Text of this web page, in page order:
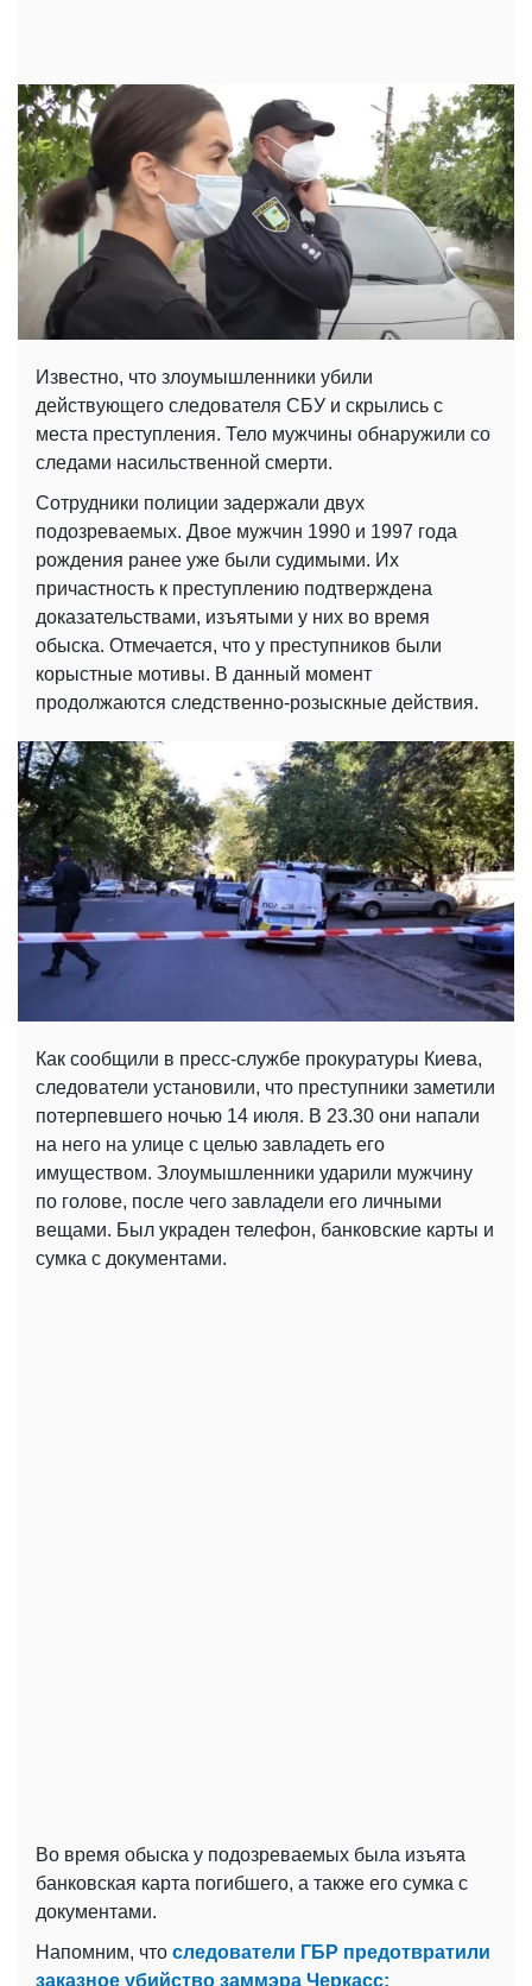
Известно, что злоумышленники убили
действующего следователя СБУ и скрылись с
места преступления. Тело мужчины обнаружили со
следами насильственной смерти.
Сотрудники полиции задержали двух
подозреваемых. Двое мужчин 1990 и 1997 года
рождения ранее уже были судимыми. Их
причастность к преступлению подтверждена
доказательствами, изъятыми у них во время
обыска. Отмечается, что у преступников были
корыстные мотивы. В данный момент
продолжаются следственно-розыскные действия.
Как сообщили в пресс-службе прокуратуры Киева,
следователи установили, что преступники заметили
потерпевшего ночью 14 июля. В 23.30 они напали
на него на улице с целью завладеть его
имуществом. Злоумышленники ударили мужчину
по голове, после чего завладели его личными
вещами. Был украден телефон, банковские карты и
сумка с документами.
Во время обыска у подозреваемых была изъята
банковская карта погибшего, а также его сумка с
документами.
Напомним, что следователи ГБР предотвратили
заказное убийство заммэра Черкасс: